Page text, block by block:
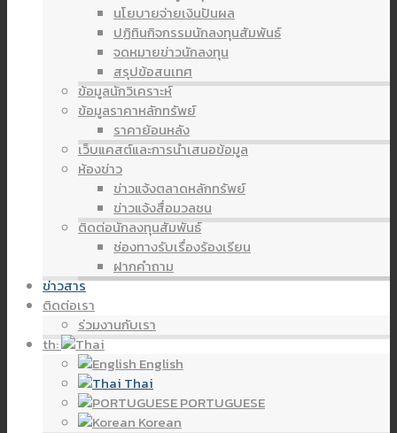
นโยบายจ่ายเงินปันผล
ปฏิทินกิจกรรมนักลงทุนสัมพันธ์
จดหมายข่าวนักลงทุน
สรุปข้อสนเทศ
ข้อมูลนักวิเคราะห์
ข้อมูลราคาหลักทรัพย์
ราคาย้อนหลัง
เว็บแคสต์และการนำเสนอข้อมูล
ห้องข่าว
ข่าวแจ้งตลาดหลักทรัพย์
ข่าวแจ้งสื่อมวลชน
ติดต่อนักลงทุนสัมพันธ์
ช่องทางรับเรื่องร้องเรียน
ฝากคำถาม
ข่าวสาร
ติดต่อเรา
ร่วมงานกับเรา
th:
English
Thai
PORTUGUESE
Korean